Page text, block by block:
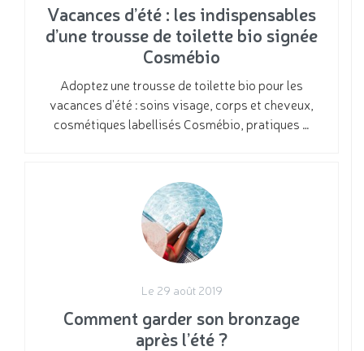
Vacances d’été : les indispensables
d’une trousse de toilette bio signée
Cosmébio
Adoptez une trousse de toilette bio pour les
vacances d'été : soins visage, corps et cheveux,
cosmétiques labellisés Cosmébio, pratiques …
Le 29 août 2019
Comment garder son bronzage
après l’été ?